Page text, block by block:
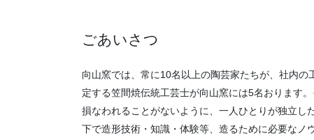
ごあいさつ
向山窯では、常に10名以上の陶芸家たちが、社内
定する笠間焼伝統工芸士が向山窯には5名おります
損なわれることがないように、一人ひとりが独立し
下で造形技術・知識・体験等、造るために必要なノ